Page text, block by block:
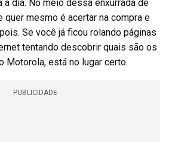
dia. No meio dessa enxurrada de
quer mesmo é acertar na compra e
Se você já ficou rolando páginas
tentando descobrir quais são os
Motorola, está no lugar certo.
PUBLICIDADE